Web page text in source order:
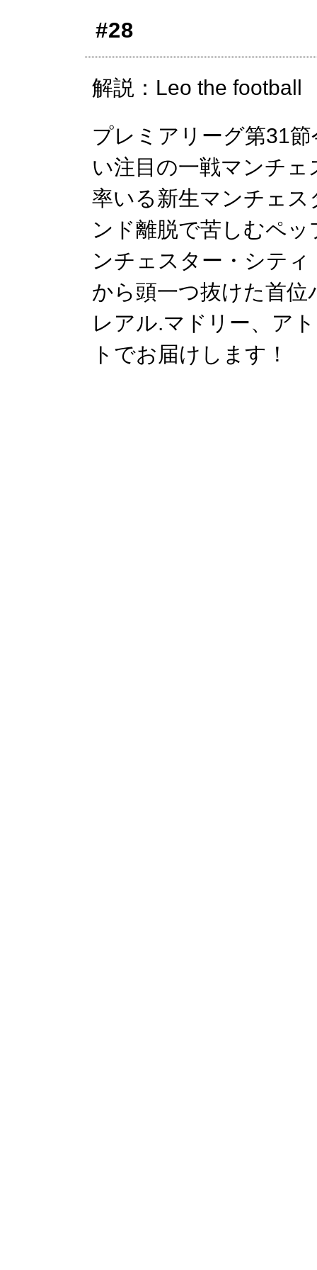
#28
解説：Leo the football
プレミアリーグ第31
い注目の一戦マンチ
率いる新生マンチェ
ンド離脱で苦しむペ
ンチェスター・シテ
から頭一つ抜けた首
レアル.マドリー、ア
トでお届けします！